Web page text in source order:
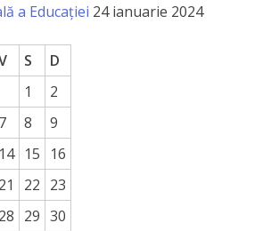
a Educației 24 ianuarie 2024
S
D
1
2
7 8
9
14 15
16
21 22 23
28 29 30